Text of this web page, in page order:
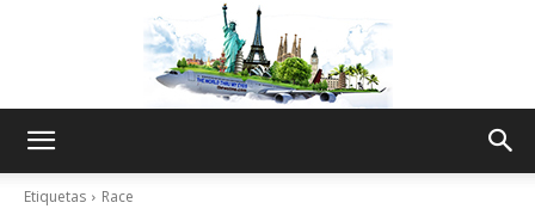
Etiquetas Race